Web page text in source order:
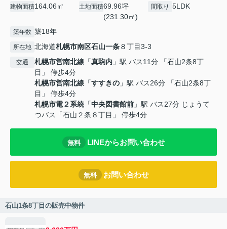
建物面積164.06㎡ 土地面積69.96坪
(231.30㎡)
間取り 5LDK
築年数 築18年
所在地 北海道札幌市南区石山一条８丁目3-3
交通 札幌市営南北線 「真駒内 」駅 バス11分 「石山2条8丁
目」 停歩4分
札幌市営南北線 「すすきの 」駅 バス26分 「石山2条8丁
目」 停歩4分
札幌市電２系統「中央図書館前 」駅 バス27分 じょうて
つバス「石山２条８丁目」 停歩4分
無料 LINEからお問い合わせ
無料 お問い合わせ
石山1条8丁目の販売中物件